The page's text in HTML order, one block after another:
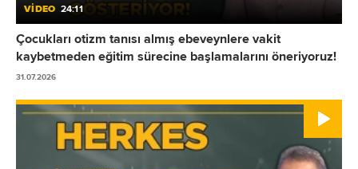
VİDEO 24:11
Çocukları otizm tanısı almış ebeveynlere vakit
kaybetmeden eğitim sürecine başlamalarını öneriyoruz!
31.07.2026